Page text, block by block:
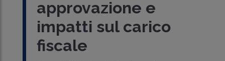
approvazione e
impatti sul carico
fiscale